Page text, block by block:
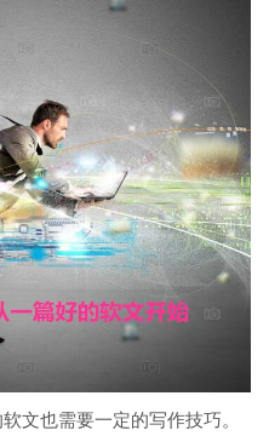
文也需要一定的写作技巧。